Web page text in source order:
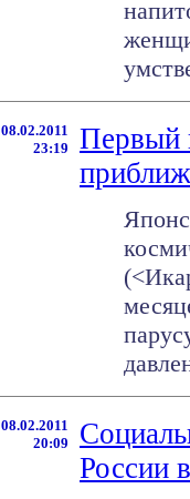
08.02.2011
23:19
Первый
08.02.2011
20:09
России